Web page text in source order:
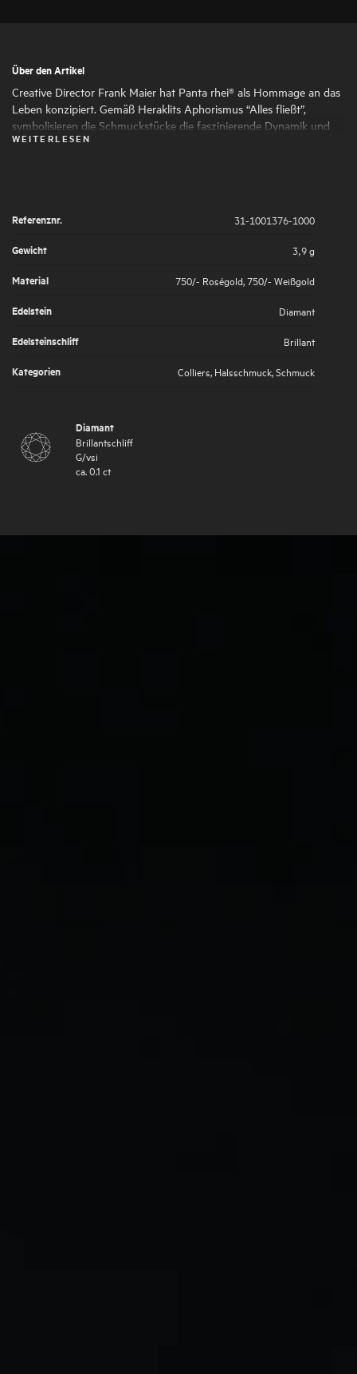
Über den Artikel
Creative Director Frank Maier hat Panta rhei® als Hommage an das
Leben konzipiert. Gemäß Heraklits Aphorismus “Alles fließt”,
symbolisieren die Schmuckstücke die faszinierende Dynamik und
den ständigen Wandel des Lebens. Runde und ovale Formen
des Lebens, die es wert sind, von uns gefeiert zu werden.
WEITERLESEN
Referenznr.
31-1001376-1000
Gewicht
3,9 g
Material
750/- Roségold 750/- Weißgold
Edelstein
Diamant
Edelsteinschliff
Brillant
Kategorien
Colliers Halsschmuck Schmuck
Diamant
Brillantschliff
G/vsi
ca. 0.1 ct